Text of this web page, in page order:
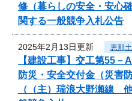
修（暮らしの安全・安心
関する一般競争入札公告
2025年2月13日更新 恵那
【建設工事】交工第55
防災・安全交付金（災害
（（主）瑞浪大野瀬線